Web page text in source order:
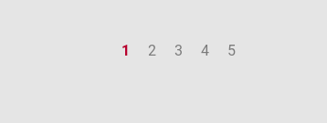
Seite
1 Seite
2 Seite
3 Seite
4 Seite
5